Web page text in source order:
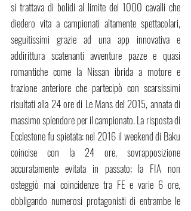
si trattava di bolidi al limite dei 1000 cavalli che
diedero vita a campionati altamente spettacolari,
seguitissimi grazie ad una app innovativa e
addirittura scatenanti avventure pazze e quasi
romantiche come la Nissan ibrida a motore e
trazione anteriore che partecipò con scarsissimi
risultati alla 24 ore di Le Mans del 2015, annata di
massimo splendore per il campionato. La risposta di
Ecclestone fu spietata: nel 2016 il weekend di Baku
coincise con la 24 ore, sovrapposizione
accuratamente evitata in passato; la FIA non
osteggiò mai coincidenze tra FE e varie 6 ore,
obbligando numerosi protagonisti di entrambe le